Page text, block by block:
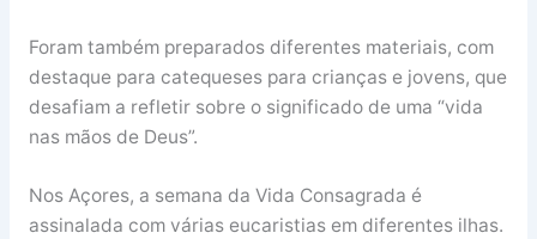
Foram também preparados diferentes materiais, com
destaque para catequeses para crianças e jovens, que
desafiam a refletir sobre o significado de uma “vida
nas mãos de Deus”.
Nos Açores, a semana da Vida Consagrada é
assinalada com várias eucaristias em diferentes ilhas.